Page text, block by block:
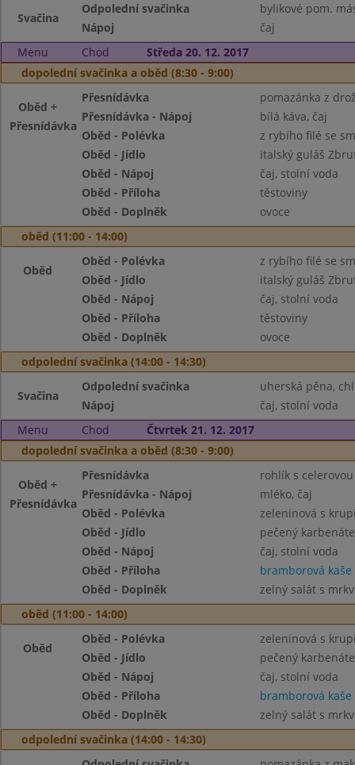
Svačina
Odpolední svačinka
bylikové pom.
Nápoj
čaj
Menu
Chod
Středa 20. 12. 2017
dopolední svačinka a oběd (8:30 - 9:00)
Oběd +
Přesnídávka
Přesnídávka
pomazánka z
Přesnídávka - Nápoj
bílá káva, čaj
Oběd - Polévka
z rybího filé se
Oběd - Jídlo
italský guláš
Oběd - Nápoj
čaj, stolní voda
Oběd - Příloha
těstoviny
Oběd - Doplněk
ovoce
oběd (11:00 - 14:00)
Oběd
Oběd - Polévka
z rybího filé se
Oběd - Jídlo
italský guláš
Oběd - Nápoj
čaj, stolní voda
Oběd - Příloha
těstoviny
Oběd - Doplněk
ovoce
odpolední svačinka (14:00 - 14:30)
Svačina
Odpolední svačinka
uherská pěna,
Nápoj
čaj, stolní voda
Menu
Chod
Čtvrtek 21. 12. 2017
dopolední svačinka a oběd (8:30 - 9:00)
Oběd +
Přesnídávka
Přesnídávka
rohlík s
Přesnídávka - Nápoj
mléko, čaj
Oběd - Polévka
zeleninová s
Oběd - Jídlo
pečený
Oběd - Nápoj
čaj, stolní voda
Oběd - Příloha
bramborová kaše
Oběd - Doplněk
zelný salát s
oběd (11:00 - 14:00)
Oběd
Oběd - Polévka
zeleninová s
Oběd - Jídlo
pečený
Oběd - Nápoj
čaj, stolní voda
Oběd - Příloha
bramborová kaše
Oběd - Doplněk
zelný salát s
odpolední svačinka (14:00 - 14:30)